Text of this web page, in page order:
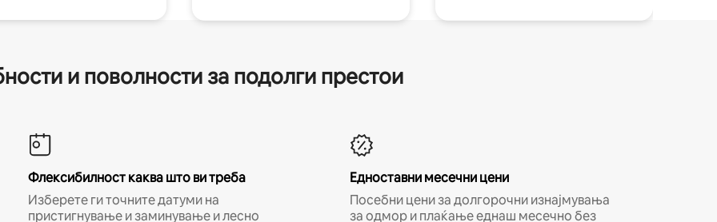
и поволности за подолги престои
Флексибилност каква што ви треба
Изберете ги точните датуми на
пристигнување и заминување и лесно
Едноставни месечни цени
Посебни цени за долгорочни изнајмувања
за одмор и плаќање еднаш месечно без